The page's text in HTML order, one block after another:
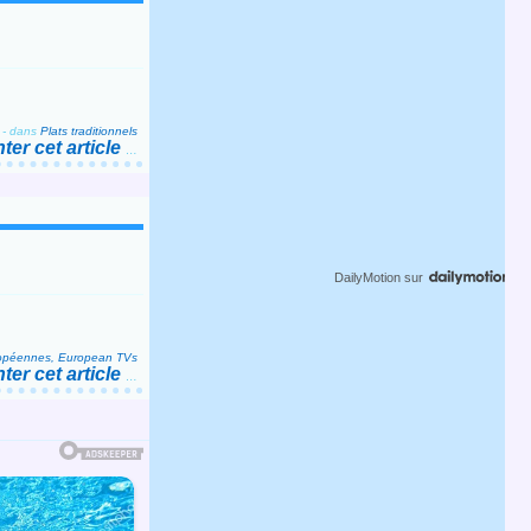
- dans Plats traditionnels
cet article
European TVs
cet article
DailyMotion sur